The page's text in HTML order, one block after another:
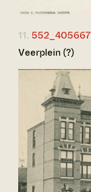
11. 552_405667
Veerplein (?)